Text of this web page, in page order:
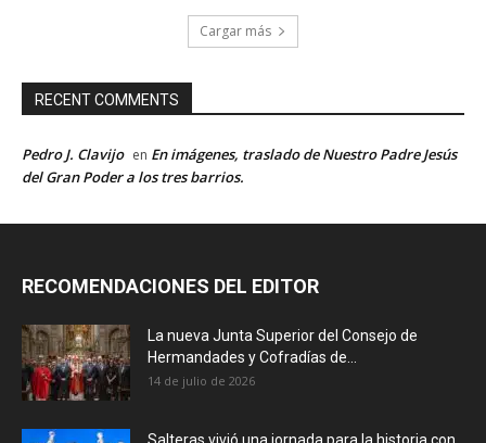
Cargar más
RECENT COMMENTS
Pedro J. Clavijo en En imágenes, traslado de Nuestro Padre Jesús
del Gran Poder a los tres barrios.
RECOMENDACIONES DEL EDITOR
La nueva Junta Superior del Consejo de
Hermandades y Cofradías de...
14 de julio de 2026